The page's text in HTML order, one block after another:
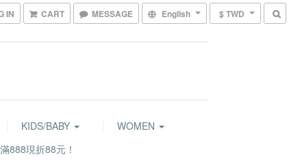
IN CART MESSAGE English $ TWD
KIDS/BABY
WOMEN
888現折88元！